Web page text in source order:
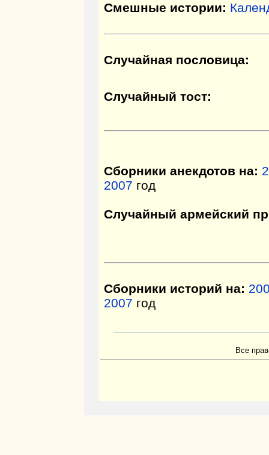
Смешные истории:
Случайная пословица:
Случайный тост:
Сборники анекдотов на:
2007 год
Случайный армейский
Сборники историй на:
2007 год
Все